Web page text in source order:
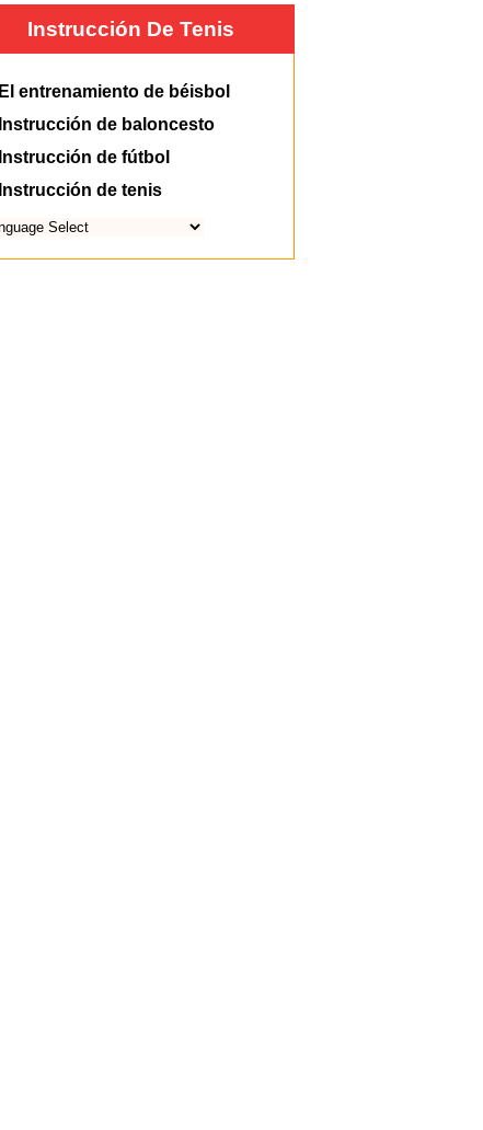
Instrucción De Tenis
El entrenamiento de béisbol
Instrucción de baloncesto
Instrucción de fútbol
Instrucción de tenis